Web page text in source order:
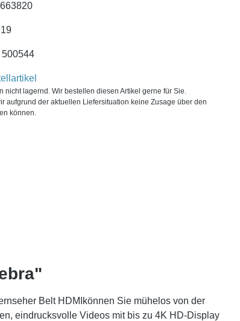
500544
nicht lagernd. Wir bestellen diesen Artikel gerne für Sie.
aufgrund der aktuellen Liefersituation keine Zusage über den
können.
Belt HDMIkönnen Sie mühelos von der
eindrucksvolle Videos mit bis zu 4K HD-Display